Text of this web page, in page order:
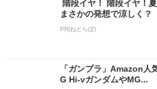
階段イヤ！ 階段イヤ！
まさかの発想で涼しく？
PR(ねとらぼ)
「ガンプラ」Amazon人
G Hi-νガンダムやMG...